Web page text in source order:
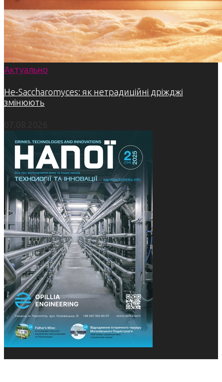
Актуально
Не-Saccharomyces: як нетрадиційні дріжджі
змінюють